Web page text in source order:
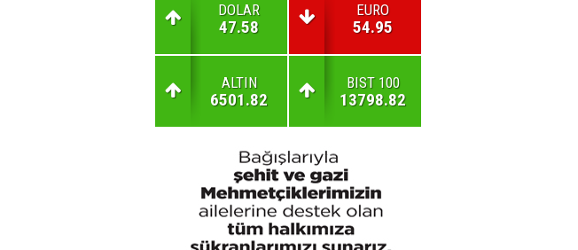
DOLAR
47.58
EURO
54.95
ALTIN
6501.82
BIST 100
13798.82